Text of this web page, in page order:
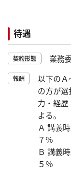
待遇
契約形態 業務
報酬
以下の
の方が
力・経
よる。
Ａ 講義
７％
Ｂ 講義
５％